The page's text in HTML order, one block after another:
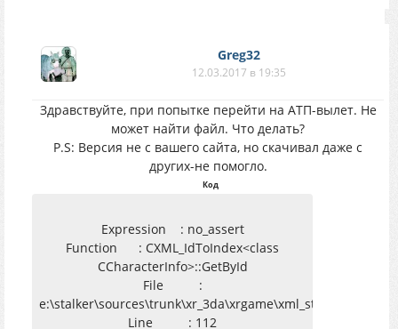
Greg32
12.03.2017 в 19:35
Здравствуйте, при попытке перейти на АТП-вылет. Не
может найти файл. Что делать?
P.S: Версия не с вашего сайта, но скачивал даже с
других-не помогло.
Код
Expression : no_assert
Function : CXML_IdToIndex<class
CCharacterInfo>::GetById
File :
e:\stalker\sources\trunk\xr_3da\xrgame\xml_str_id_loader.h
Line : 112